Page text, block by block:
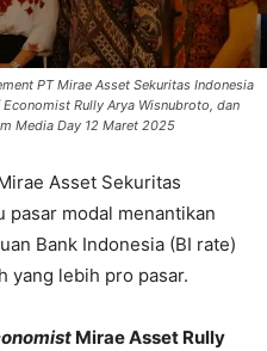
PT Mirae Asset Sekuritas Indonesia
Rully Arya Wisnubroto, dan
Media Day 12 Maret 2025
Asset Sekuritas
pasar modal menantikan
Bank Indonesia (BI rate)
yang lebih pro pasar.
Mirae Asset Rully